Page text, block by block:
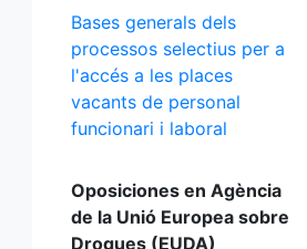
Bases generals dels
processos selectius per a
l'accés a les places
vacants de personal
funcionari i laboral
Oposiciones en Agència
de la Unió Europea sobre
Drogues (EUDA)